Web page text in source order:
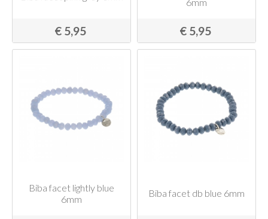
€ 5,95 € 5,95
Biba facet lightly blue
6mm
Biba facet db blue 6mm